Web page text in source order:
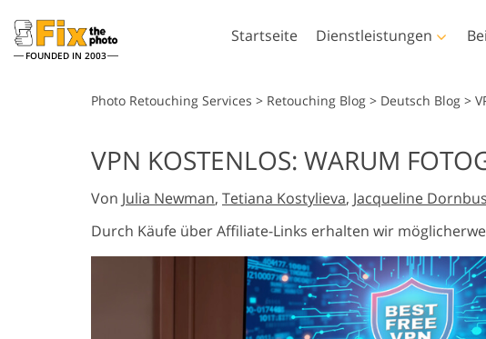
FOUNDED IN 2003
Startseite Dienstleistungen
Hochzeitsfotobearbeitung
KI-generierte Modelle
Kleidung
Lightroom
Lightroom Presets
Komplette LR-Preset
Sammlungen
Mobile Kollektion
Photoshop
Photoshop-Aktionen
Photoshop-Pinsel
Photoshop-
Photoshop-Texturen
Komplette Ps-Aktionen-
Sammlungen
Komplette Ps Overlays
Sammlung
Photo Retouching Services > Retouching Blog > Deutsch Blog >
VPN KOSTENLOS: WARUM
Von Julia Newman, Tetiana Kostylieva, Jacqueline
Durch Käufe über Affiliate-Links erhalten wir